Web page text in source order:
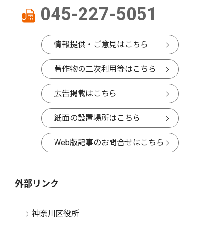
045-227-5051
情報提供・ご意見はこちら
著作物の二次利用等はこちら
広告掲載はこちら
紙面の設置場所はこちら
Web版記事のお問合せはこちら
外部リンク
神奈川区役所